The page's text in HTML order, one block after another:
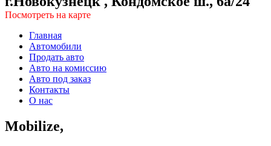
Посмотреть на карте
Главная
Автомобили
Продать авто
Авто на комиссию
Авто под заказ
Контакты
О нас
Mobilize,